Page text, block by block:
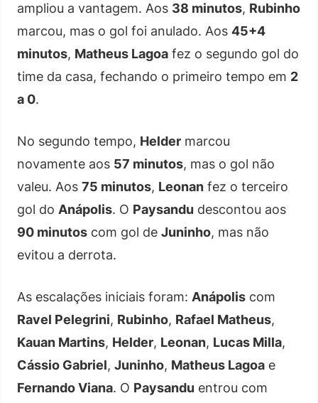
ampliou a vantagem. Aos 38 minutos, Rubinho
marcou, mas o gol foi anulado. Aos 45+4
minutos, Matheus Lagoa fez o segundo gol do
time da casa, fechando o primeiro tempo em 2
a 0.
No segundo tempo, Helder marcou
novamente aos 57 minutos, mas o gol não
valeu. Aos 75 minutos, Leonan fez o terceiro
gol do Anápolis. O Paysandu descontou aos
90 minutos com gol de Juninho, mas não
evitou a derrota.
As escalações iniciais foram: Anápolis com
Ravel Pelegrini, Rubinho, Rafael Matheus,
Kauan Martins, Helder, Leonan, Lucas Milla,
Cássio Gabriel, Juninho, Matheus Lagoa e
Fernando Viana. O Paysandu entrou com